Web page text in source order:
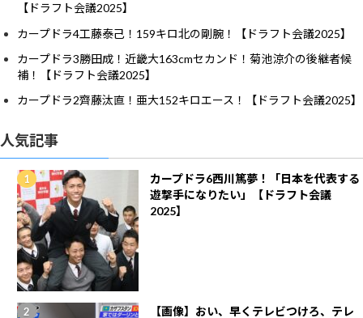
【ドラフト会議2025】
カープドラ4工藤泰己！159キロ北の剛腕！【ドラフト会議2025】
カープドラ3勝田成！近畿大163cmセカンド！菊池涼介の後継者候
補！【ドラフト会議2025】
カープドラ2齊藤汰直！亜大152キロエース！【ドラフト会議2025】
人気記事
カープドラ6西川篤夢！「日本を代表する
遊撃手になりたい」【ドラフト会議
2025】
【画像】おい、早くテレビつけろ、テレ